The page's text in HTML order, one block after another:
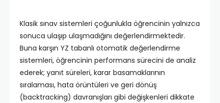
Klasik sınav sistemleri çoğunlukla öğrencinin yalnızca
sonuca ulaşıp ulaşmadığını değerlendirmektedir.
Buna karşın YZ tabanlı otomatik değerlendirme
sistemleri, öğrencinin performans sürecini de analiz
ederek; yanıt süreleri, karar basamaklarının
sıralaması, hata örüntüleri ve geri dönüş
(backtracking) davranışları gibi değişkenleri dikkate